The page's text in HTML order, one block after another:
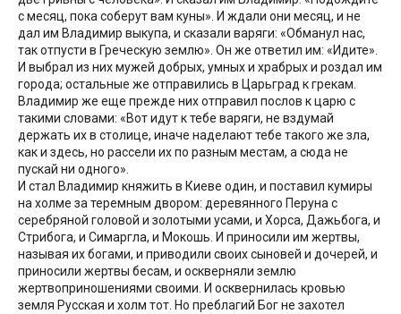
с месяц, пока соберут вам куны». И ждали они месяц, и не
дал им Владимир выкупа, и сказали варяги: «Обманул нас,
так отпусти в Греческую землю». Он же ответил им: «Идите».
И выбрал из них мужей добрых, умных и храбрых и роздал им
города; остальные же отправились в Царьград к грекам.
Владимир же еще прежде них отправил послов к царю с
такими словами: «Вот идут к тебе варяги, не вздумай
держать их в столице, иначе наделают тебе такого же зла,
как и здесь, но рассели их по разным местам, а сюда не
пускай ни одного».
И стал Владимир княжить в Киеве один, и поставил кумиры
на холме за теремным двором: деревянного Перуна с
серебряной головой и золотыми усами, и Хорса, Дажьбога, и
Стрибога, и Симаргла, и Мокошь. И приносили им жертвы,
называя их богами, и приводили своих сыновей и дочерей, и
приносили жертвы бесам, и оскверняли землю
жертвоприношениями своими. И осквернилась кровью
земля Русская и холм тот. Но преблагий Бог не захотел